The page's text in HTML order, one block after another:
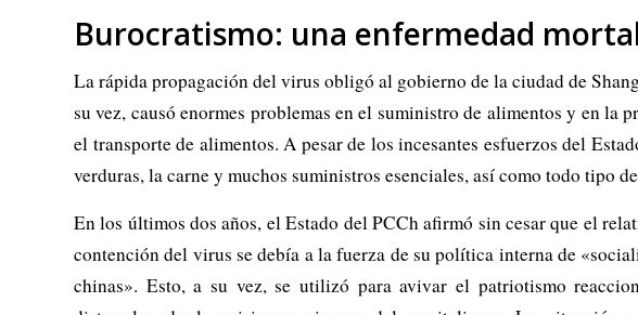
Burocratismo: una enfermedad
La rápida propagación del virus obligó al gobierno de la ciudad de
su vez, causó enormes problemas en el suministro de alimentos y en
el transporte de alimentos. A pesar de los incesantes esfuerzos del
verduras, la carne y muchos suministros esenciales, así como todo tipo
En los últimos dos años, el Estado del PCCh afirmó sin cesar que el
contención del virus se debía a la fuerza de su política interna de
chinas». Esto, a su vez, se utilizó para avivar el patriotismo